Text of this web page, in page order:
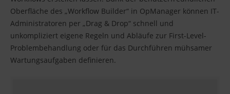
Oberfläche des „Workflow Builder“ in OpManager können IT-
Administratoren per „Drag & Drop“ schnell und
unkompliziert eigene Regeln und Abläufe zur First-Level-
Problembehandlung oder für das Durchführen mühsamer
Wartungsaufgaben definieren.